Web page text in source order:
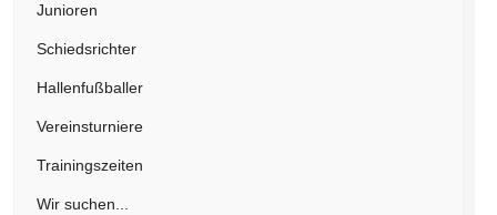
Junioren
Schiedsrichter
Hallenfußballer
Vereinsturniere
Trainingszeiten
Wir suchen...